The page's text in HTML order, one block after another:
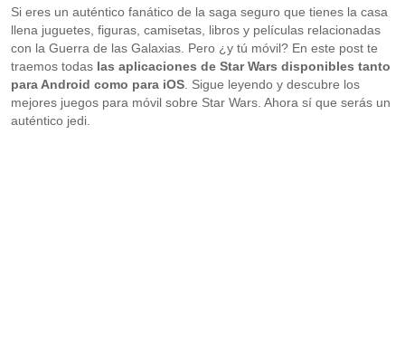
Si eres un auténtico fanático de la saga seguro que tienes la casa
llena juguetes, figuras, camisetas, libros y películas relacionadas
con la Guerra de las Galaxias. Pero ¿y tú móvil? En este post te
traemos todas las aplicaciones de Star Wars disponibles tanto
para Android como para iOS. Sigue leyendo y descubre los
mejores juegos para móvil sobre Star Wars. Ahora sí que serás un
auténtico jedi.